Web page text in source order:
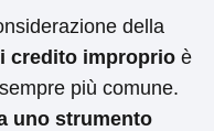
della
credito improprio è
più comune.
uno strumento